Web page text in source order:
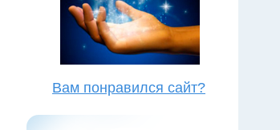
Вам понравился сайт?